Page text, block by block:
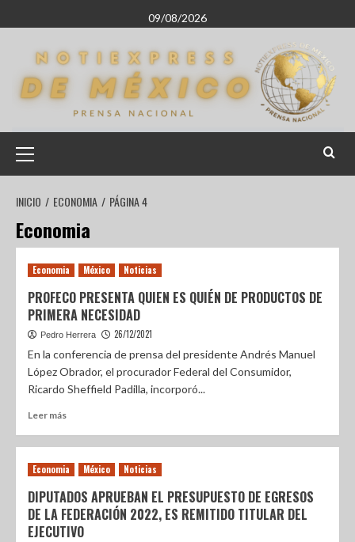
09/08/2026
INICIO ECONOMIA PÁGINA 4
Economia
Economia México Noticias
PROFECO PRESENTA QUIEN ES QUIÉN DE PRODUCTOS DE
PRIMERA NECESIDAD
Pedro Herrera 26/12/2021
En la conferencia de prensa del presidente Andrés Manuel
López Obrador, el procurador Federal del Consumidor,
Ricardo Sheffield Padilla, incorporó...
Leer más
Economia México Noticias
DIPUTADOS APRUEBAN EL PRESUPUESTO DE EGRESOS
DE LA FEDERACIÓN 2022, ES REMITIDO TITULAR DEL
EJECUTIVO